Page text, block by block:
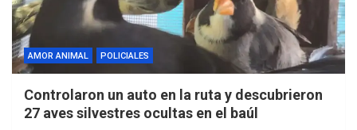
AMOR ANIMAL POLICIALES
Controlaron un auto en la ruta y descubrieron
27 aves silvestres ocultas en el baúl